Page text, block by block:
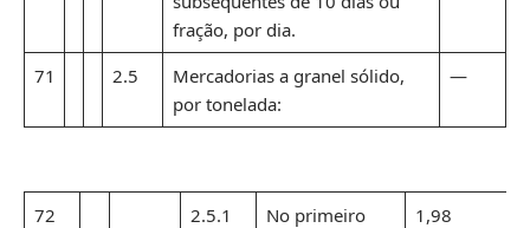
fração, por dia.
71 2.5
Mercadorias a granel sólido,
por tonelada:
—
72 2.5.1
No primeiro
1,98